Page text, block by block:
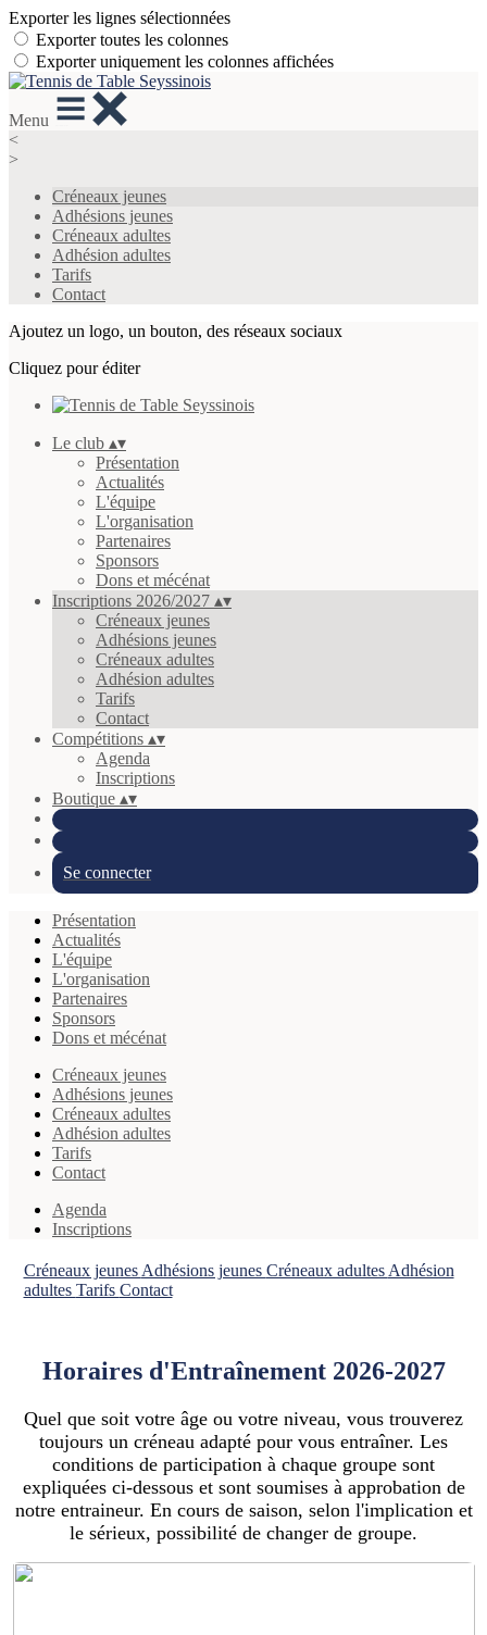
Exporter les lignes sélectionnées
Exporter toutes les colonnes
Exporter uniquement les colonnes affichées
Menu
<
>
Créneaux jeunes
Adhésions jeunes
Créneaux adultes
Adhésion adultes
Tarifs
Contact
Ajoutez un logo, un bouton, des réseaux sociaux
Cliquez pour éditer
Le club ▴▾
Présentation
Actualités
L'équipe
L'organisation
Partenaires
Sponsors
Dons et mécénat
Inscriptions 2026/2027 ▴▾
Créneaux jeunes
Adhésions jeunes
Créneaux adultes
Adhésion adultes
Tarifs
Contact
Compétitions ▴▾
Agenda
Inscriptions
Boutique ▴▾
Se connecter
Présentation
Actualités
L'équipe
L'organisation
Partenaires
Sponsors
Dons et mécénat
Créneaux jeunes
Adhésions jeunes
Créneaux adultes
Adhésion adultes
Tarifs
Contact
Agenda
Inscriptions
Créneaux jeunes Adhésions jeunes Créneaux adultes Adhésion
adultes Tarifs Contact
Horaires d'Entraînement 2026-2027
Quel que soit votre âge ou votre niveau, vous trouverez
toujours un créneau adapté pour vous entraîner. Les
conditions de participation à chaque groupe sont
expliquées ci-dessous et sont soumises à approbation de
notre entraineur. En cours de saison, selon l'implication et
le sérieux, possibilité de changer de groupe.